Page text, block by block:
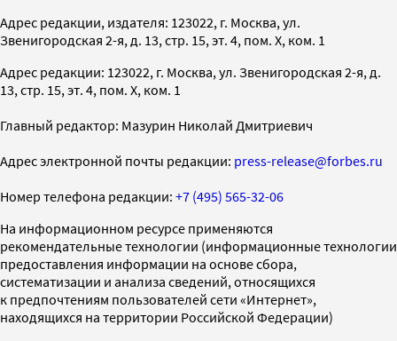
Адрес редакции, издателя: 123022, г. Москва, ул.
Звенигородская 2-я, д. 13, стр. 15, эт. 4, пом. X, ком. 1
Адрес редакции: 123022, г. Москва, ул. Звенигородская 2-я, д.
13, стр. 15, эт. 4, пом. X, ком. 1
Главный редактор: Мазурин Николай Дмитриевич
Адрес электронной почты редакции: press-release@forbes.ru
Номер телефона редакции: +7 (495) 565-32-06
На информационном ресурсе применяются
рекомендательные технологии (информационные технологии
предоставления информации на основе сбора,
систематизации и анализа сведений, относящихся
к предпочтениям пользователей сети «Интернет»,
находящихся на территории Российской Федерации)